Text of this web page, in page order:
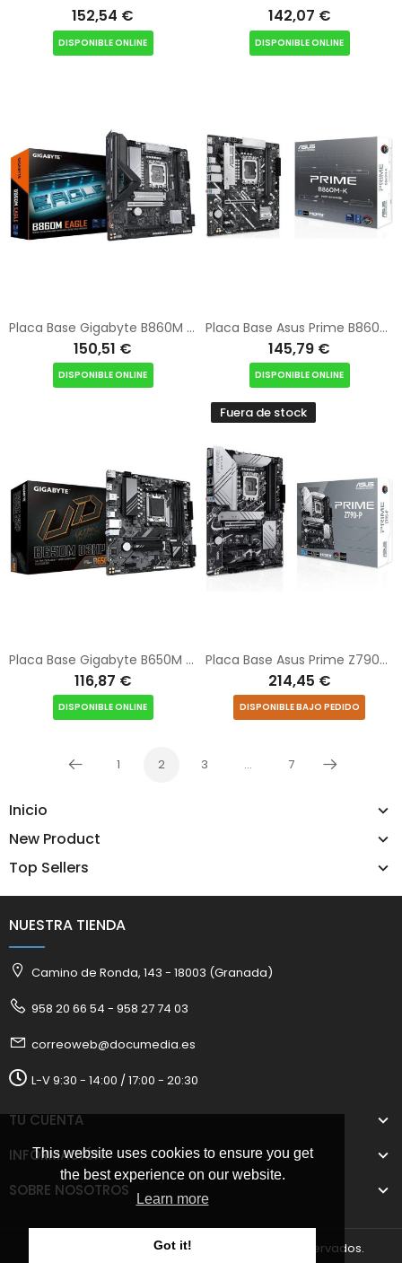
This website uses cookies to ensure you get
the best experience on our website.
Learn more
Got it!
Inicio
New Product
Top Sellers
152,54 €
DISPONIBLE ONLINE
142,07 €
DISPONIBLE ONLINE
Placa Base Gigabyte B860M EAGLE Socket 1851/ DDR5/ PCIe 5.0/ Micro ATX
150,51 €
DISPONIBLE ONLINE
Placa Base Asus Prime B860M-K Socket 1851/ DDR5/ PCIe 5.0/ Micro ATX
145,79 €
DISPONIBLE ONLINE
Placa Base Gigabyte B650M D3HP Socket AM5/ DDR5/ PCIe 4.0/ Micro ATX
116,87 €
DISPONIBLE ONLINE
Fuera de stock
Placa Base Asus Prime Z790-P Socket 1700/ DDR5/ PCIe 5.0
214,45 €
DISPONIBLE BAJO PEDIDO
Anterior
1 2 3 … 7
Siguiente
NUESTRA TIENDA
Camino de Ronda, 143 - 18003 (Granada)
958 20 66 54 - 958 27 74 03
correoweb@documedia.es
L-V 9:30 - 14:00 / 17:00 - 20:30
TU CUENTA
INFORMACIÓN
SOBRE NOSOTROS
2025 © Documedia S.L. Todos los derechos reservados.